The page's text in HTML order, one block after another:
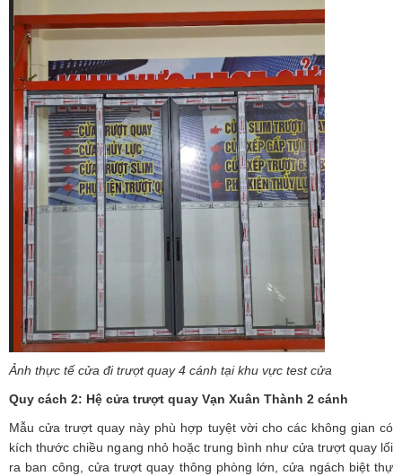
Ảnh thực tế cửa đi trượt quay 4 cánh tại khu vực test cửa
Quy cách 2: Hệ cửa trượt quay Vạn Xuân Thành 2 cánh
Mẫu cửa trượt quay này phù hợp tuyệt vời cho các không gian có
kích thước chiều ngang nhỏ hoặc trung bình như cửa trượt quay lối
ra ban công, cửa trượt quay thông phòng lớn, cửa ngách biệt thự